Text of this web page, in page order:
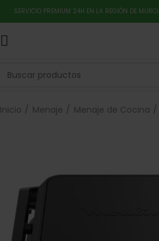
SERVICIO PREMIUM 24H EN LA REGIÓN DE
Inicio Menaje Menaje de Cocina